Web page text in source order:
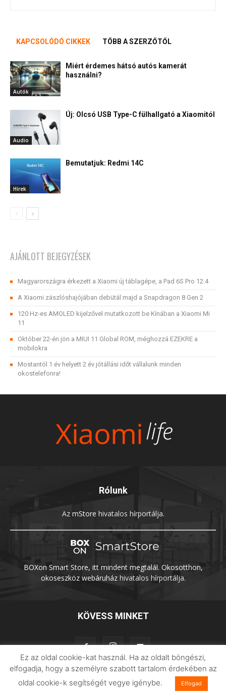
KAPCSOLÓDÓ CIKKEK TÖBB A SZERZŐTŐL
Autók
Miért érdemes hátsó autós kamerát
használni?
Audio
Új: Olcsó USB Type-C fülhallgató a Xiaomitól
Hírek
Bemutatjuk: Redmi 14C
AJÁNLOTT BEJEGYZÉSEK
Magyarországra érkezett a Xiaomi új táblagépe, a Pad 6S Pro 12.4
A Xiaomi zászlóshajójában debütál majd a Snapdragon 8 Gen 2
120 Hz-es AMOLED kijelzővel mutatkozott be Kínában a Xiaomi Mi
11
Október 22-én jön a MIUI 11 Global ROM, méghozzá EZEKRE a
mobilokra
Mostantól 1 év helyett 2 év jótállási időt vállalunk minden
okostelefonra!
Rólunk
Az mStore hivatalos hírportálja.
BOXon Smart Store, itt mindent megtalál. Okosotthon,
okoseszköz webáruházhivatalos hírportálja.
KÖVESS MINKET
Adatvédelem Impresszum Imilab
Ez az oldal cookie-kat használ. Ha az oldalt böngészi,
elfogadja, hogy a személyre szabott tartalom érdekében az
oldal cookie-k segítségét vegye igénybe.
Elfogad